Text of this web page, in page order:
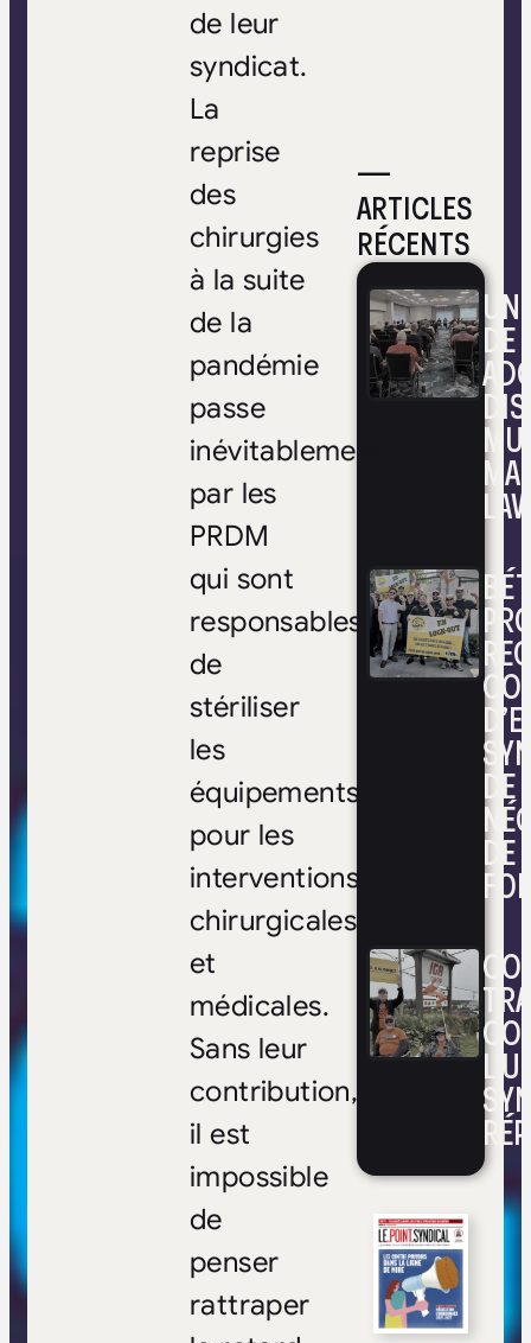
—
ARTICLES
RÉCENTS
DE
DE
DE
FOI
de leur
syndicat.
La
reprise
des
chirurgies
à la suite
de la
pandémie
passe
inévitablement
par les
PRDM
qui sont
responsables
de
stériliser
les
équipements
pour les
interventions
chirurgicales
et
médicales.
Sans leur
contribution,
il est
impossible
de
penser
rattraper